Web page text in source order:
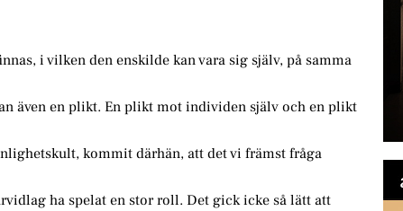
i vilken den enskilde kan vara sig själv, på samma
även en plikt. En plikt mot individen själv och en plikt
kommit därhän, att det vi främst fråga
ha spelat en stor roll. Det gick icke så lätt att